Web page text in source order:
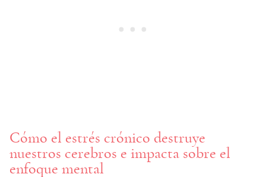
Cómo el estrés crónico destruye
nuestros cerebros e impacta sobre el
enfoque mental